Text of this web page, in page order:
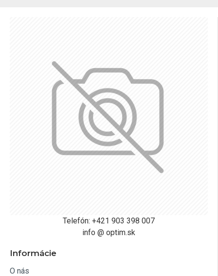
Telefón: +421 903 398 007
info @ optim.sk
Informácie
O nás